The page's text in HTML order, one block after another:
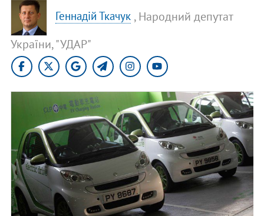
Геннадій Ткачук , Народний депутат
України, "УДАР"